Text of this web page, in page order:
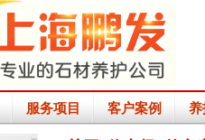
服务项目 客户案例 养